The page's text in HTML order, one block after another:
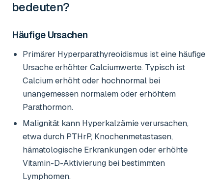
bedeuten?
Häufige Ursachen
Primärer Hyperparathyreoidismus ist eine häufige
Ursache erhöhter Calciumwerte. Typisch ist
Calcium erhöht oder hochnormal bei
unangemessen normalem oder erhöhtem
Parathormon.
Malignität kann Hyperkalzämie verursachen,
etwa durch PTHrP, Knochenmetastasen,
hämatologische Erkrankungen oder erhöhte
Vitamin-D-Aktivierung bei bestimmten
Lymphomen.